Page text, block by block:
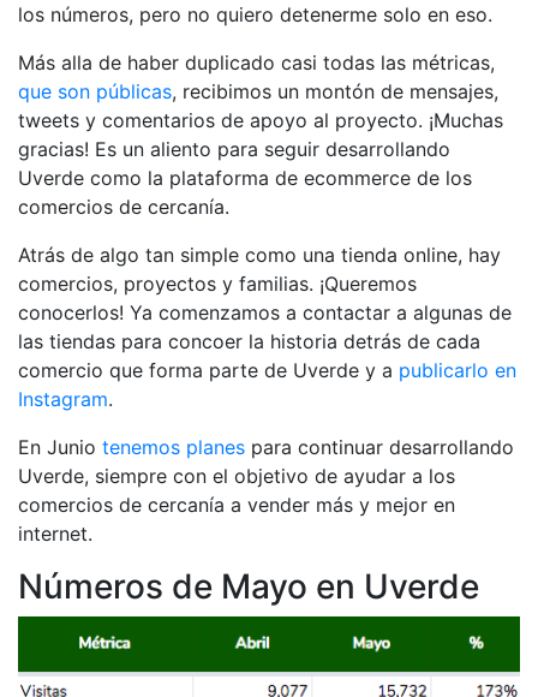
los números, pero no quiero detenerme solo en eso.
Más alla de haber duplicado casi todas las métricas,
que son públicas, recibimos un montón de mensajes,
tweets y comentarios de apoyo al proyecto. ¡Muchas
gracias! Es un aliento para seguir desarrollando
Uverde como la plataforma de ecommerce de los
comercios de cercanía.
Atrás de algo tan simple como una tienda online, hay
comercios, proyectos y familias. ¡Queremos
conocerlos! Ya comenzamos a contactar a algunas de
las tiendas para concoer la historia detrás de cada
comercio que forma parte de Uverde y a publicarlo en
Instagram.
En Junio tenemos planes para continuar desarrollando
Uverde, siempre con el objetivo de ayudar a los
comercios de cercanía a vender más y mejor en
internet.
Números de Mayo en Uverde